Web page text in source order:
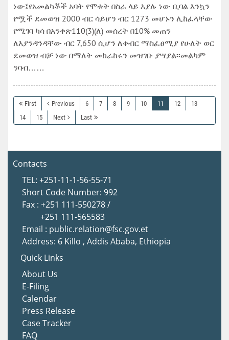
ነው፤የአመልካቾች አባት የሞቱት በስራ ላይ እያሉ ነው ቢባል እንኳን
የሟች ደመወዝ 2000 ብር ሳይሆን ብር 1273 መሆኑን ሊከፈላቸው
የሚገባ ካሳ በአንቀጽ110(3)(ለ) መሰረት በ10% መጠን
ለእያንዳንዳቸው ብር 7,650 ሲሆን ለቀብር ማስፈፀሚያ የሁለት ወር
ደመወዝ ብቻ ነው በማለት መከራከሩን መዝገቡ ያሣያል፡፡መልካም
ንባብ……
First Previous 6 7 8 9 10 11 12
13
14
15 Next Last
Contacts
TEL: +251-11-1-56-55-71
Short Code Number: 992
Fax : +251 111-550278 /
+251 111-565583
Email : public.relation@fsc.gov.et
Address: 6 Killo , Addis Ababa, Ethiopia
Quick Links
About Us
E-Filing
Calendar
Press Release
Case Tracker
FAQ